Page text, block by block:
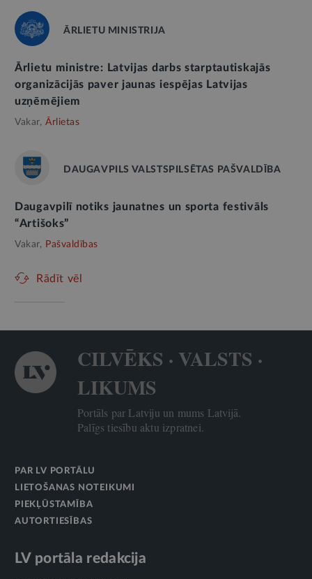
ĀRLIETU MINISTRIJA
Ārlietu ministre: Latvijas darbs starptautiskajās
organizācijās paver jaunas iespējas Latvijas
uzņēmējiem
Vakar, Ārlietas
DAUGAVPILS VALSTSPILSĒTAS PAŠVALDĪBA
Daugavpilī notiks jaunatnes un sporta festivāls
“Artišoks”
Vakar, Pašvaldības
Rādīt vēl
CILVĒKS · VALSTS ·
LIKUMS
Portāls par Latviju un mums Latvijā.
Palīgs tiesību aktu izpratnei.
PAR LV PORTĀLU
LIETOŠANAS NOTEIKUMI
PIEKĻŪSTAMĪBA
AUTORTIESĪBAS
LV portāla redakcija